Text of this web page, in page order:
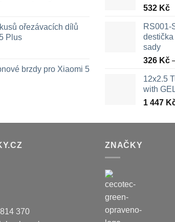
ořezávacích dílů
Plus
brzdy pro Xiaomi 5
532 Kč
RS001-
destička
sady
326 Kč
12x2.5
with
1 447
370
ZNAČKY